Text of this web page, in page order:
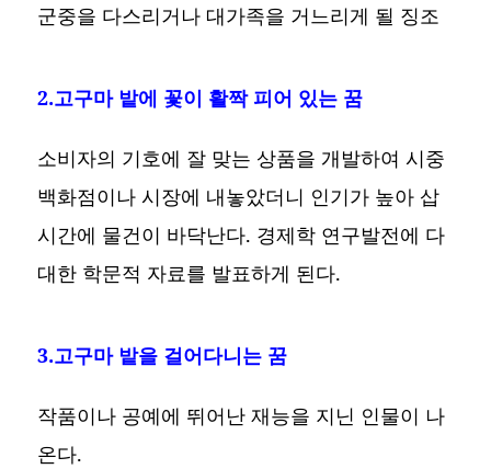
군중을 다스리거나 대가족을 거느리게 될 징조
2.고구마 밭에 꽃이 활짝 피어 있는 꿈
소비자의 기호에 잘 맞는 상품을 개발하여 시중
백화점이나 시장에 내놓았더니 인기가 높아 삽
시간에 물건이 바닥난다. 경제학 연구발전에 다
대한 학문적 자료를 발표하게 된다.
3.고구마 밭을 걸어다니는 꿈
작품이나 공예에 뛰어난 재능을 지닌 인물이 나
온다.